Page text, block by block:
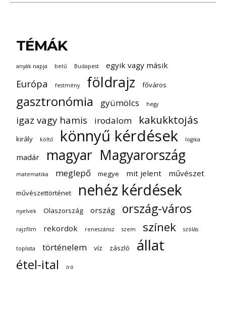
TÉMÁK
anyák napja betű Budapest egyik vagy másik
Európa festmény földrajz főváros
gasztronómia gyümölcs hegy
igaz vagy hamis irodalom kakukktojás
király költő könnyű kérdések logika
madár magyar Magyarország
matematika meglepő megye mit jelent művészet
művészettörténet nehéz kérdések
nyelvek Olaszország ország ország-város
rajzfilm rekordok reneszánsz szem színek szólás
toplista történelem víz zászló állat
étel-ital író